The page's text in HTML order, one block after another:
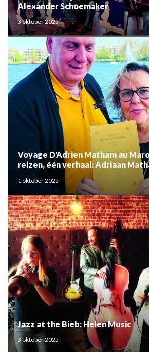
Alexander Schoemaker
3 oktober 2025
Voyage D'Adrien Matham au
reizen, één verhaal: Adriaan
Mouden
1 oktober 2025
Jazz at the Bieb: Helen Music
3 oktober 2025